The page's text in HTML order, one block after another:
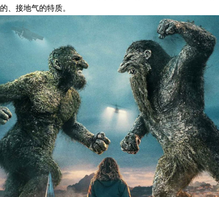
的、接地气的特质。